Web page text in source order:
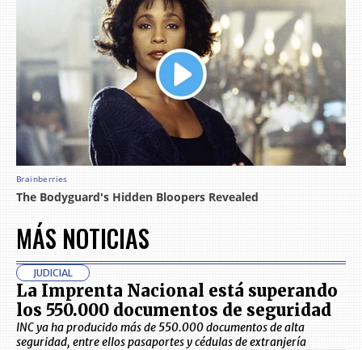
MÁS NOTICIAS
JUDICIAL
La Imprenta Nacional está superando
los 550.000 documentos de seguridad
INC ya ha producido más de 550.000 documentos de alta
seguridad, entre ellos pasaportes y cédulas de extranjería